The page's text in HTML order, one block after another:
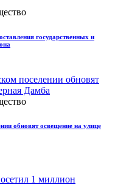
государственных и
обновят освещение на улице